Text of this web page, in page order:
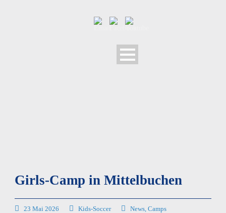
Girls-Camp in Mittelbuchen
23 Mai 2026 Kids-Soccer News, Camps